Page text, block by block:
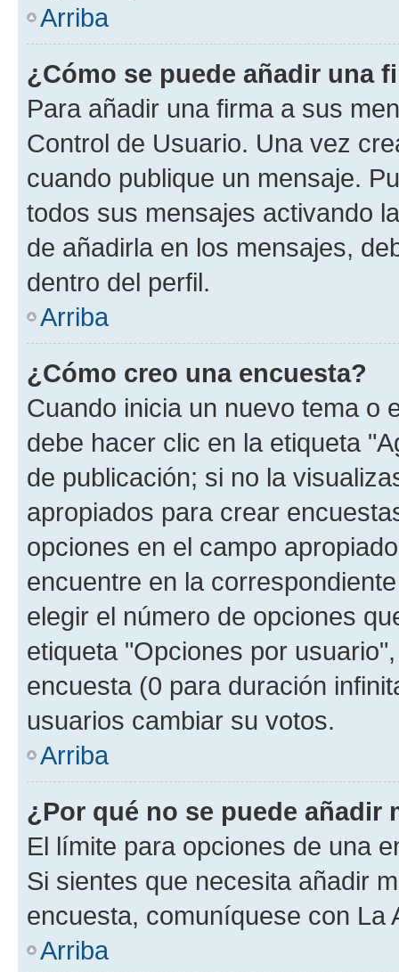
Arriba
¿Cómo se puede añadir una
Para añadir una firma a sus
Control de Usuario. Una vez
cuando publique un mensaje.
todos sus mensajes activando
de añadirla en los mensajes,
dentro del perfil.
Arriba
¿Cómo creo una encuesta?
Cuando inicia un nuevo tema o
debe hacer clic en la etiqueta
de publicación; si no la
apropiados para crear
opciones en el campo
encuentre en la
elegir el número de opciones
etiqueta "Opciones por
encuesta (0 para duración
usuarios cambiar su votos.
Arriba
¿Por qué no se puede añadir
El límite para opciones de una
Si sientes que necesita añadir
encuesta, comuníquese con La
Arriba